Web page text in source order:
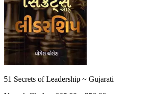
51 Secrets of Leadership ~ Gujarati